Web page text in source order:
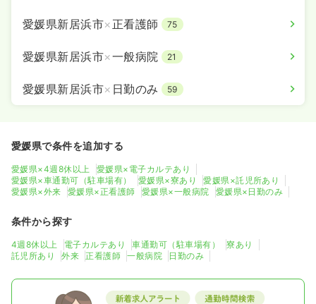
愛媛県新居浜市× 正看護師 75
愛媛県新居浜市×一般病院 21
愛媛県新居浜市× 日勤のみ 59
愛媛県で条件を追加する
愛媛県×4週8休以上
愛媛県×電子カルテあり
愛媛県×車通勤可（駐車場有）
愛媛県×寮あり
愛媛県×託児所あり
愛媛県×外来
愛媛県×正看護師 愛媛県×一般病院 愛媛県×日勤のみ
条件から探す
4週8休以上 電子カルテあり 車通勤可（駐車場有）
寮あり
託児所あり
外来 正看護師 一般病院 日勤のみ